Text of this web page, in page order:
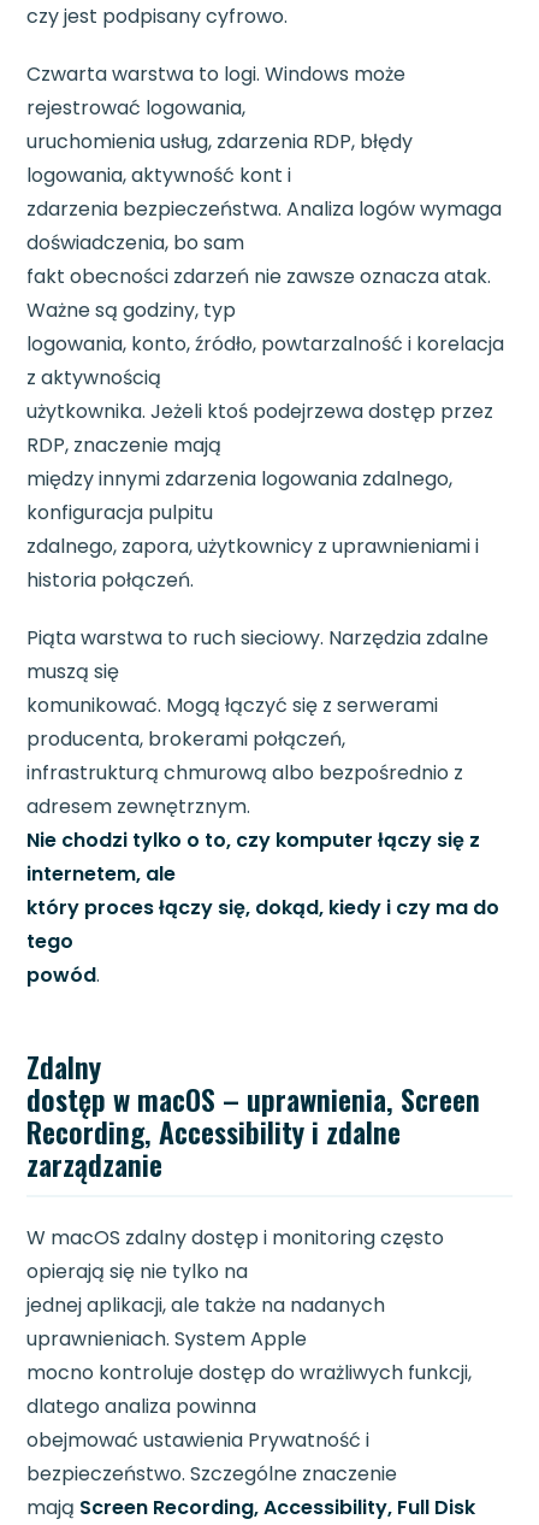
czy jest podpisany cyfrowo.
Czwarta warstwa to logi. Windows może
rejestrować logowania,
uruchomienia usług, zdarzenia RDP, błędy
logowania, aktywność kont i
zdarzenia bezpieczeństwa. Analiza logów wymaga
doświadczenia, bo sam
fakt obecności zdarzeń nie zawsze oznacza atak.
Ważne są godziny, typ
logowania, konto, źródło, powtarzalność i korelacja
z aktywnością
użytkownika. Jeżeli ktoś podejrzewa dostęp przez
RDP, znaczenie mają
między innymi zdarzenia logowania zdalnego,
konfiguracja pulpitu
zdalnego, zapora, użytkownicy z uprawnieniami i
historia połączeń.
Piąta warstwa to ruch sieciowy. Narzędzia zdalne
muszą się
komunikować. Mogą łączyć się z serwerami
producenta, brokerami połączeń,
infrastrukturą chmurową albo bezpośrednio z
adresem zewnętrznym.
Nie chodzi tylko o to, czy komputer łączy się z
internetem, ale
który proces łączy się, dokąd, kiedy i czy ma do
tego
powód.
Zdalny
dostęp w macOS – uprawnienia, Screen
Recording, Accessibility i zdalne
zarządzanie
W macOS zdalny dostęp i monitoring często
opierają się nie tylko na
jednej aplikacji, ale także na nadanych
uprawnieniach. System Apple
mocno kontroluje dostęp do wrażliwych funkcji,
dlatego analiza powinna
obejmować ustawienia Prywatność i
bezpieczeństwo. Szczególne znaczenie
mają Screen Recording, Accessibility, Full Disk